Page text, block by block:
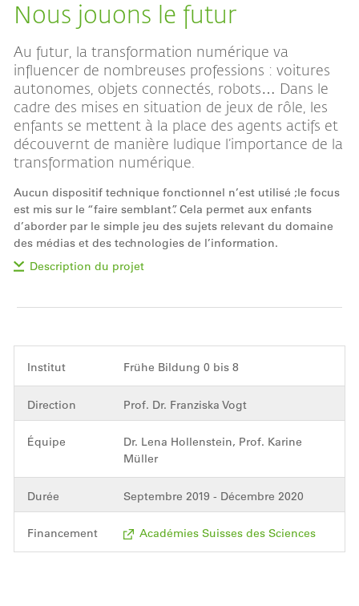
Nous jouons le futur
Au futur, la transformation numérique va
influencer de nombreuses professions : voitures
autonomes, objets connectés, robots… Dans le
cadre des mises en situation de jeux de rôle, les
enfants se mettent à la place des agents actifs et
découvernt de manière ludique l’importance de la
transformation numérique.
Aucun dispositif technique fonctionnel n’est utilisé ;le focus
est mis sur le “faire semblant”. Cela permet aux enfants
d’aborder par le simple jeu des sujets relevant du domaine
des médias et des technologies de l’information.
Description du projet
Institut Frühe Bildung 0 bis 8
Direction Prof. Dr. Franziska Vogt
Équipe
Dr. Lena Hollenstein, Prof. Karine
Müller
Durée Septembre 2019 - Décembre 2020
Financement Académies Suisses des Sciences